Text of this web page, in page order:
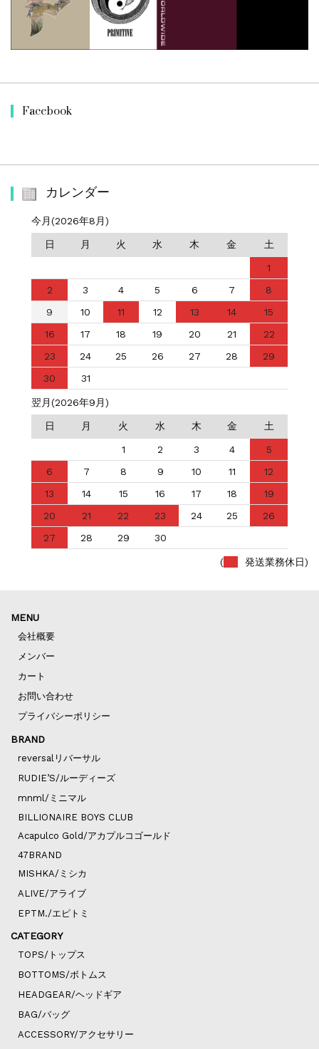
Facebook
カレンダー
今月(2026年8月)
日 月 火 水 木 金 土
1
2
3 4 5 6 7
8
9
10 11 12 13 14
15
16
17 18 19 20 21
22
23
24 25 26 27 28
29
30
31
翌月(2026年9月)
日 月 火 水 木 金 土
1 2 3 4
5
6
7 8 9 10 11
12
13
14 15 16 17 18
19
20
21 22 23 24 25
26
27
28 29 30
( 発送業務休日)
MENU
会社概要
メンバー
カート
お問い合わせ
プライバシーポリシー
BRAND
reversalリバーサル
RUDIE’S/ルーディーズ
mnml/ミニマル
BILLIONAIRE BOYS CLUB
Acapulco Gold/アカプルコゴールド
47BRAND
MISHKA/ミシカ
ALIVE/アライブ
EPTM./エピトミ
CATEGORY
TOPS/トップス
BOTTOMS/ボトムス
HEADGEAR/ヘッドギア
BAG/バッグ
ACCESSORY/アクセサリー